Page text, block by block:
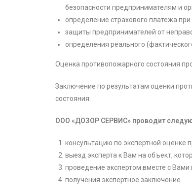
безопасности предпринимателям и
определение страхового платежа
защиты предпринимателей от
определения реального
Оценка противопожарного состояния
Заключение по результатам оценки
состояния.
ООО «ДОЗОР СЕРВИС» проводит
консультацию по экспертной оценке
выезд эксперта к Вам на объект,
проведение экспертом вместе с
получения экспертное заключение.